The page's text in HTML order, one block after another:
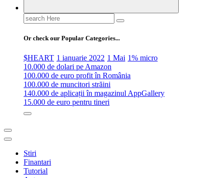
Search
for:
Or check our Popular Categories...
$HEART 1 ianuarie 2022 1 Mai 1% micro
10.000 de dolari pe Amazon
100.000 de euro profit în România
100.000 de muncitori străini
140.000 de aplicații în magazinul AppGallery
15.000 de euro pentru tineri
Stiri
Finantari
Tutorial